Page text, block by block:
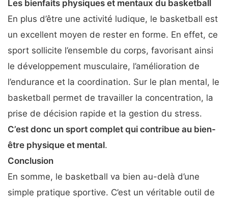
Les bienfaits physiques et mentaux du basketball
En plus d’être une activité ludique, le basketball est
un excellent moyen de rester en forme. En effet, ce
sport sollicite l’ensemble du corps, favorisant ainsi
le développement musculaire, l’amélioration de
l’endurance et la coordination. Sur le plan mental, le
basketball permet de travailler la concentration, la
prise de décision rapide et la gestion du stress.
C’est donc un sport complet qui contribue au bien-
être physique et mental.
Conclusion
En somme, le basketball va bien au-delà d’une
simple pratique sportive. C’est un véritable outil de